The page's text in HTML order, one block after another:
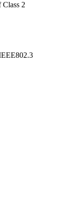
Class 2